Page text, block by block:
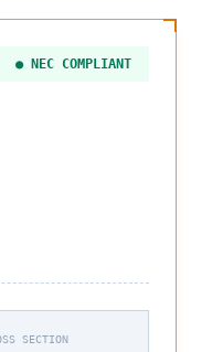
● NEC COMPLIANT
SECTION